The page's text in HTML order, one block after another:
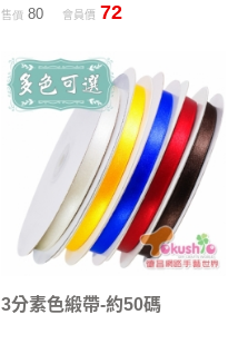
售價 80 會員價 72
3分素色緞帶-約50碼